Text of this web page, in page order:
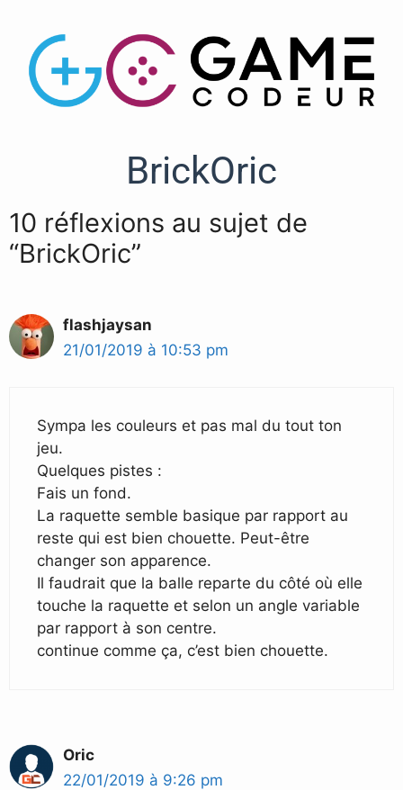
BrickOric
10 réflexions au sujet de
“BrickOric”
flashjaysan
21/01/2019 à 10:53 pm
Sympa les couleurs et pas mal du tout ton
jeu.
Quelques pistes :
Fais un fond.
La raquette semble basique par rapport au
reste qui est bien chouette. Peut-être
changer son apparence.
Il faudrait que la balle reparte du côté où elle
touche la raquette et selon un angle variable
par rapport à son centre.
continue comme ça, c’est bien chouette.
Oric
22/01/2019 à 9:26 pm